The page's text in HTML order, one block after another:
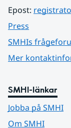
Epost:
Press
SMHIs
Mer
SMHI-länkar
Jobba på SMHI
Om SMHI